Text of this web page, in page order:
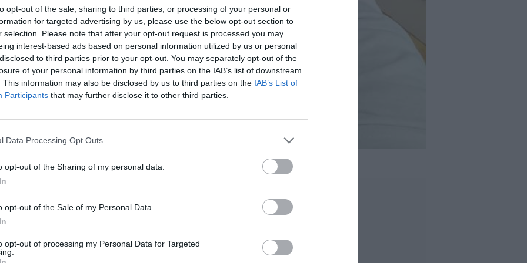
opt-out of the sale, sharing to third parties, or processing of your personal or
for targeted advertising by us, please use the below opt-out section to
selection. Please note that after your opt-out request is processed you may
interest-based ads based on personal information utilized by us or personal
to third parties prior to your opt-out. You may separately opt-out of the
of your personal information by third parties on the IAB’s list of downstream
This information may also be disclosed by us to third parties on the IAB’s List of
Participants that may further disclose it to other third parties.
Data Processing Opt Outs
opt-out of the Sharing of my personal data.
opt-out of the Sale of my Personal Data.
opt-out of processing my Personal Data for Targeted
, originari deSilla, s’ha proclamat